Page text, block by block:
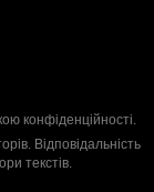
конфіденційності.
Відповідальність
текстів.